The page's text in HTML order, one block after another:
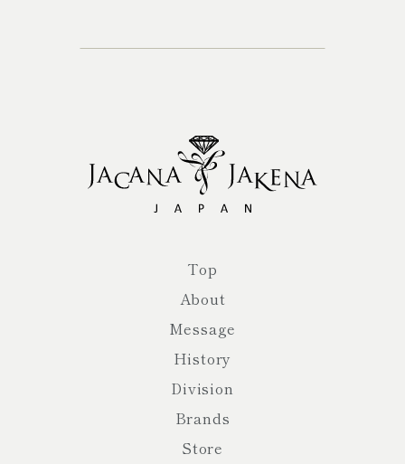
Top
About
Message
History
Division
Brands
Store